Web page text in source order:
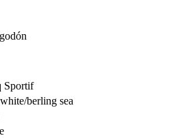
Sportif
berling sea